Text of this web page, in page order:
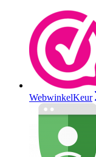
WebwinkelKeur